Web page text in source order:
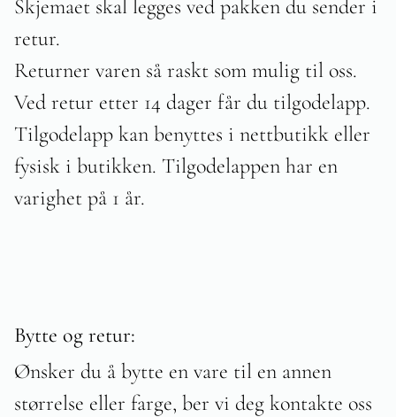
Skjemaet skal legges ved pakken du sender i
retur.
Returner varen så raskt som mulig til oss.
Ved retur etter 14 dager får du tilgodelapp.
Tilgodelapp kan benyttes i nettbutikk eller
fysisk i butikken. Tilgodelappen har en
varighet på 1 år.
Bytte og retur:
Ønsker du å bytte en vare til en annen
størrelse eller farge, ber vi deg kontakte oss